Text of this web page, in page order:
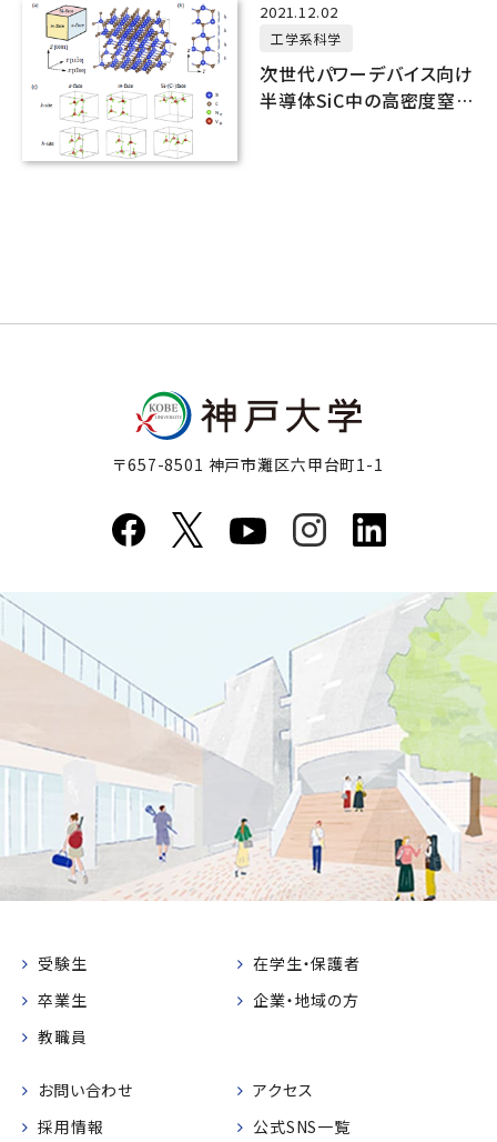
2021.12.02
工学系科学
次世代パワーデバイス向け
半導体SiC中の高密度窒素
〒657-8501 神戸市灘区六甲台町1-1
受験生
在学生・保護者
卒業生
企業・地域の方
教職員
お問い合わせ
アクセス
採用情報
公式SNS一覧